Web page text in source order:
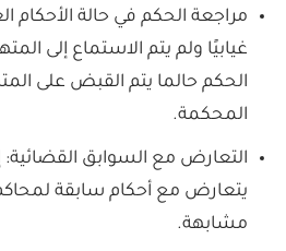
مراجعة الحكم في حالة الأحكام
غيابيًا ولم يتم الاستماع إلى
الحكم حالما يتم القبض على
المحكمة.
التعارض مع السوابق القضائية:
يتعارض مع أحكام سابقة
مشابهة.